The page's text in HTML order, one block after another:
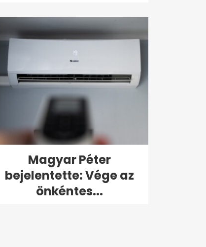
Magyar Péter
bejelentette: Vége az
önkéntes...